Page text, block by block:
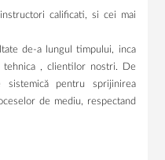
calificati, si cei mai
de-a lungul timpului, inca
, clientilor nostri. De
sistemică pentru sprijinirea
de mediu, respectand